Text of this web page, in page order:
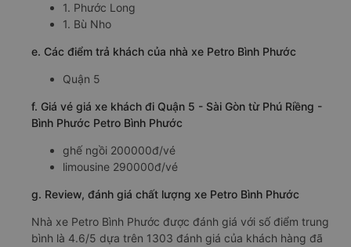
1. Phước Long
1. Bù Nho
e. Các điểm trả khách của nhà xe Petro Bình Phước
Quận 5
f. Giá vé giá xe khách đi Quận 5 - Sài Gòn từ Phú Riềng -
Bình Phước Petro Bình Phước
ghế ngồi 200000đ/vé
limousine 290000đ/vé
g. Review, đánh giá chất lượng xe Petro Bình Phước
Nhà xe Petro Bình Phước được đánh giá với số điểm trung
bình là 4.6/5 dựa trên 1303 đánh giá của khách hàng đã